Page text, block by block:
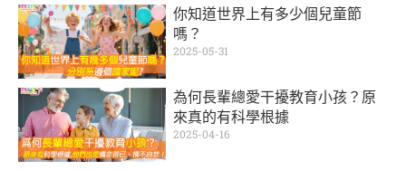
你知道世界上有多少個兒童節
嗎？
2025-05-31
為何長輩總愛干擾教育小孩？原
來真的有科學根據
2025-04-16